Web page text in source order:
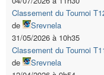
Classement du Tournoi
de
Srevnela
31/05/2026 à 10h35
Classement du Tournoi
de
Srevnela